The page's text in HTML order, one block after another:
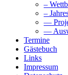
–
–
—
—
Termine
Gästebuch
Links
Impressum